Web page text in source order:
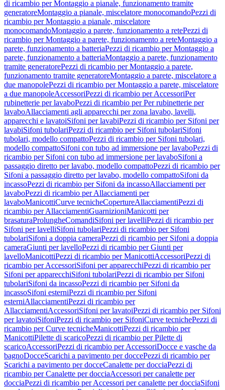
di ricambio per Montaggio a pianale, funzionamento tramite
generatoreMontaggio a pianale, miscelatore monocomandoPezzi di
ricambio per Montaggio a pianale, miscelatore
monocomandoMontaggio a parete, funzionamento a retePezzi di
ricambio per Montaggio a parete, funzionamento a reteMontaggio a
parete, funzionamento a batteriaPezzi di ricambio per Montaggio a
parete, funzionamento a batteriaMontaggio a parete, funzionamento
tramite generatorePezzi di ricambio per Montaggio a parete,
funzionamento tramite generatoreMontaggio a parete, miscelatore a
due manopolePezzi di ricambio per Montaggio a parete, miscelatore
a due manopoleAccessoriPezzi di ricambio per AccessoriPer
rubinetterie per lavaboPezzi di ricambio per Per rubinetterie per
lavaboAllacciamenti agli apparecchi per zona lavabo, lavelli,
apparecchi e lavatoiSifoni per lavabiPezzi di ricambio per Sifoni per
lavabiSifoni tubolariPezzi di ricambio per Sifoni tubolariSifoni
tubolari, modello compattoPezzi di ricambio per Sifoni tubolari,
modello compattoSifoni con tubo ad immersione per lavaboPezzi di
ricambio per Sifoni con tubo ad immersione per lavaboSifoni a
passaggio diretto per lavabo, modello compattoPezzi di ricambio per
Sifoni a passaggio diretto per lavabo, modello compattoSifoni da
incassoPezzi di ricambio per Sifoni da incassoAllacciamenti per
lavaboPezzi di ricambio per Allacciamenti per
lavaboManicottiCurve tecnicheCopertureAllacciamentiPezzi di
ricambio per AllacciamentiGuarnizioniManicotti per
brasaturaProlungheComandiSifoni per lavelliPezzi di ricambio per
Sifoni per lavelliSifoni tubolariPezzi di ricambio per Sifoni
tubolariSifoni a doppia cameraPezzi di ricambio per Sifoni a doppia
cameraGiunti per lavelloPezzi di ricambio per Giunti per
lavelloManicottiPezzi di ricambio per ManicottiAccessoriPezzi di
ricambio per AccessoriSifoni per apparecchiPezzi di ricambio per
Sifoni per apparecchiSifoni tubolariPezzi di ricambio per Sifoni
tubolariSifoni da incassoPezzi di ricambio per Sifoni da
incassoSifoni esterniPezzi di ricambio per Sifoni
esterniAllacciamentiPezzi di ricambio per
AllacciamentiAccessoriSifoni per lavatoiPezzi di ricambio per Sifoni
per lavatoiSifoniPezzi di ricambio per SifoniCurve tecnichePezzi di
ricambio per Curve tecnicheManicottiPezzi di ricambio per
ManicottiPilette di scaricoPezzi di ricambio per Pilette di
scaricoAccessoriPezzi di ricambio per AccessoriDocce e vasche da
bagnoDocceScarichi a pavimento per doccePezzi di ricambio per
Scarichi a pavimento per docceCanalette per docciaPezzi di
ricambio per Canalette per docciaAccessori per canalette per
docciaPezzi di ricambio per Accessori per canalette per docciaSifoni